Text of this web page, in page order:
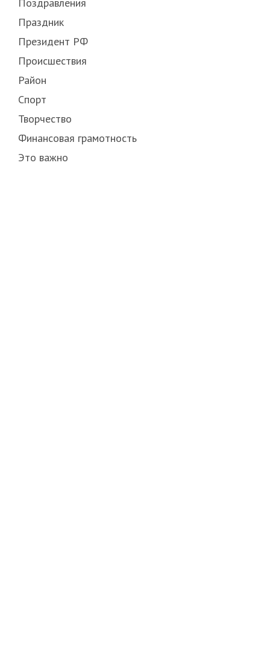
Поздравления
Праздник
Президент РФ
Происшествия
Район
Спорт
Творчество
Финансовая грамотность
Это важно